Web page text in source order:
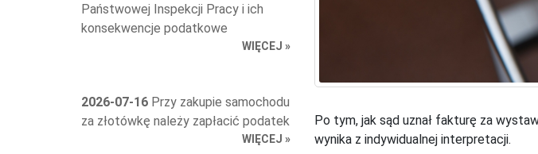
Państwowej Inspekcji Pracy i ich
konsekwencje podatkowe
WIĘCEJ »
2026-07-16 Przy zakupie samochodu
za złotówkę należy zapłacić podatek
WIĘCEJ »
Po tym, jak sąd uznał fakturę za
wynika z indywidualnej interpretacji.